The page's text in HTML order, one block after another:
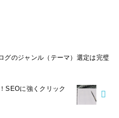
グのジャンル（テーマ）選定は完璧
SEOに強くクリック